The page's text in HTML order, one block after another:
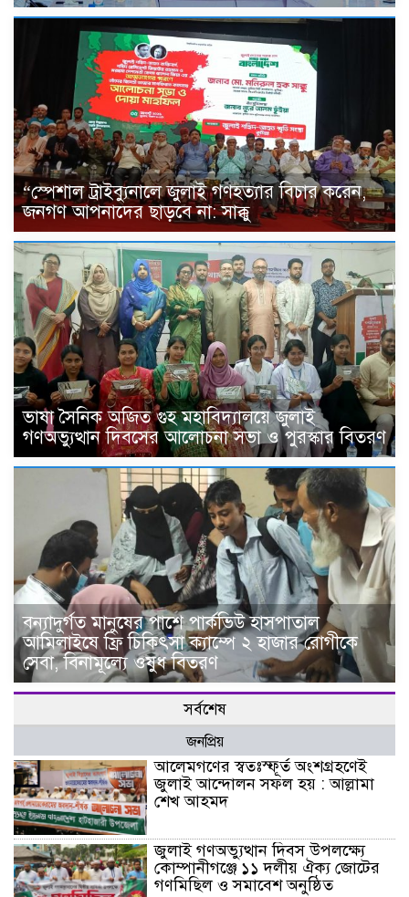
“স্পেশাল ট্রাইব্যুনালে জুলাই গণহত্যার বিচার করেন,
জনগণ আপনাদের ছাড়বে না: সাক্কু
ভাষা সৈনিক অজিত গুহ মহাবিদ্যালয়ে জুলাই
গণঅভ্যুত্থান দিবসের আলোচনা সভা ও পুরস্কার বিতরণ
বন্যাদুর্গত মানুষের পাশে পার্কভিউ হাসপাতাল
আমিলাইষে ফ্রি চিকিৎসা ক্যাম্পে ২ হাজার রোগীকে
সেবা, বিনামূল্যে ওষুধ বিতরণ
সর্বশেষ
জনপ্রিয়
আলেমগণের স্বতঃস্ফূর্ত অংশগ্রহণেই
জুলাই আন্দোলন সফল হয় : আল্লামা
শেখ আহমদ
জুলাই গণঅভ্যুত্থান দিবস উপলক্ষ্যে
কোম্পানীগঞ্জে ১১ দলীয় ঐক্য জোটের
গণমিছিল ও সমাবেশ অনুষ্ঠিত